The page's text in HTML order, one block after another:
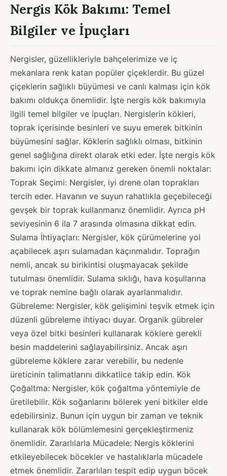
Nergis Kök Bakımı: Temel
Bilgiler ve İpuçları
Nergisler, güzellikleriyle bahçelerimize ve iç
mekanlara renk katan popüler çiçeklerdir. Bu güzel
çiçeklerin sağlıklı büyümesi ve canlı kalması için kök
bakımı oldukça önemlidir. İşte nergis kök bakımıyla
ilgili temel bilgiler ve ipuçları. Nergislerin kökleri,
toprak içerisinde besinleri ve suyu emerek bitkinin
büyümesini sağlar. Köklerin sağlıklı olması, bitkinin
genel sağlığına direkt olarak etki eder. İşte nergis kök
bakımı için dikkate almanız gereken önemli noktalar:
Toprak Seçimi: Nergisler, iyi drene olan toprakları
tercih eder. Havanın ve suyun rahatlıkla geçebileceği
gevşek bir toprak kullanmanız önemlidir. Ayrıca pH
seviyesinin 6 ila 7 arasında olmasına dikkat edin.
Sulama İhtiyaçları: Nergisler, kök çürümelerine yol
açabilecek aşırı sulamadan kaçınmalıdır. Toprağın
nemli, ancak su birikintisi oluşmayacak şekilde
tutulması önemlidir. Sulama sıklığı, hava koşullarına
ve toprak nemine bağlı olarak ayarlanmalıdır.
Gübreleme: Nergisler, kök gelişimini teşvik etmek için
düzenli gübreleme ihtiyacı duyar. Organik gübreler
veya özel bitki besinleri kullanarak köklere gerekli
besin maddelerini sağlayabilirsiniz. Ancak aşırı
gübreleme köklere zarar verebilir, bu nedenle
üreticinin talimatlarını dikkatlice takip edin. Kök
Çoğaltma: Nergisler, kök çoğaltma yöntemiyle de
üretilebilir. Kök soğanlarını bölerek yeni bitkiler elde
edebilirsiniz. Bunun için uygun bir zaman ve teknik
kullanarak kök bölümlemesini gerçekleştirmeniz
önemlidir. Zararlılarla Mücadele: Nergis köklerini
etkileyebilecek böcekler ve hastalıklarla mücadele
etmek önemlidir. Zararlıları tespit edip uygun böcek